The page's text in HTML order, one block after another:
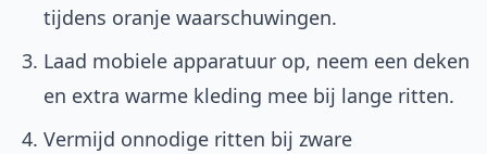
tijdens oranje waarschuwingen.
Laad mobiele apparatuur op, neem een deken
en extra warme kleding mee bij lange ritten.
Vermijd onnodige ritten bij zware